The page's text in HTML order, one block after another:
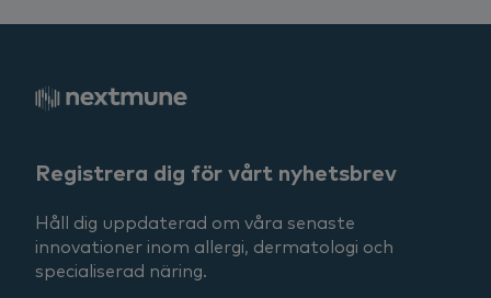
Registrera dig för vårt nyhetsbrev
Håll dig uppdaterad om våra senaste
innovationer inom allergi, dermatologi och
specialiserad näring.